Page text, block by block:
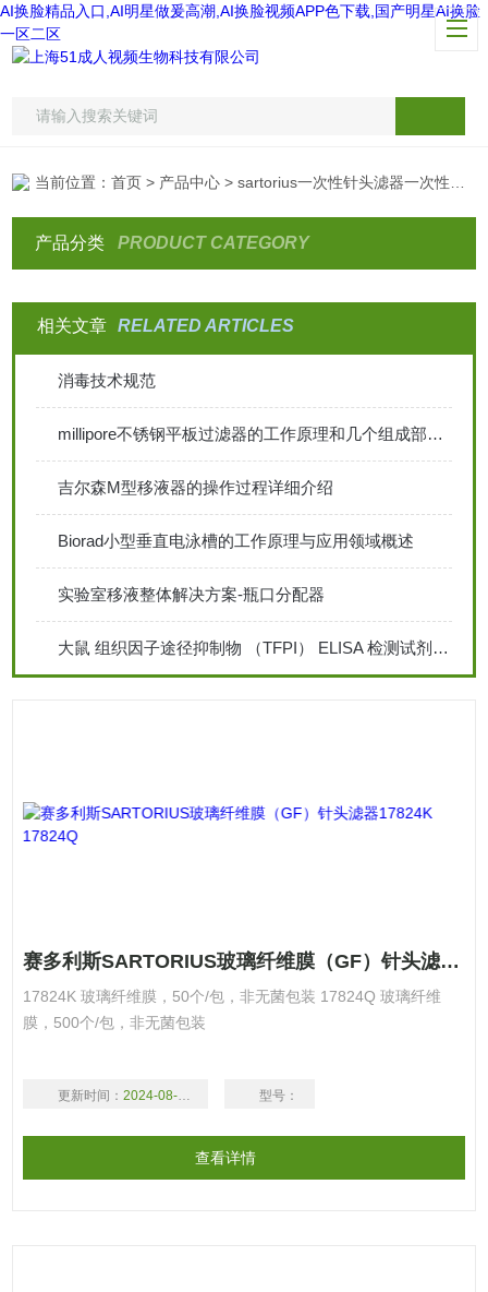
AI换脸精品入口,AI明星做爰高潮,AI换脸视频APP色下载,国产明星AI换脸
一区二区
当前位置：首页 > 产品中心 >sartorius一次性针头滤器一次性针头式过滤器
产品分类 PRODUCT CATEGORY
相关文章 RELATED ARTICLES
消毒技术规范
millipore不锈钢平板过滤器的工作原理和几个组成部分介绍
吉尔森M型移液器的操作过程详细介绍
Biorad小型垂直电泳槽的工作原理与应用领域概述
实验室移液整体解决方案-瓶口分配器
大鼠 组织因子途径抑制物 （TFPI） ELISA 检测试剂盒说明
赛多利斯SARTORIUS玻璃纤维膜（GF）针头滤器17824K 17824Q
17824K 玻璃纤维膜，50个/包，非无菌包装 17824Q 玻璃纤维
膜，500个/包，非无菌包装
更新时间： 2024-08-18 型号：
查看详情